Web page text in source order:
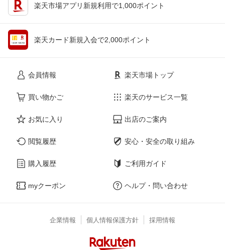
楽天市場アプリ新規利用で1,000ポイント
楽天カード新規入会で2,000ポイント
会員情報
買い物かご
お気に入り
閲覧履歴
購入履歴
myクーポン
楽天市場トップ
楽天のサービス一覧
出店のご案内
安心・安全の取り組み
ご利用ガイド
ヘルプ・問い合わせ
企業情報 個人情報保護方針 採用情報